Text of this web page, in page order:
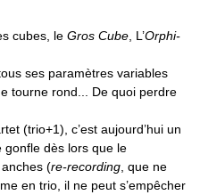
cubes, le Gros Cube , L’Orphi-
ses paramètres variables
tourne rond... De quoi perdre
(trio+1), c’est aujourd’hui un
gonfle dès lors que le
(re-recording , que ne
en trio, il ne peut s’empêcher